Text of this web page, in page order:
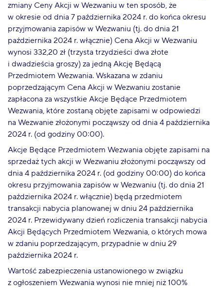
zmiany Ceny Akcji w Wezwaniu w ten sposób, że
w okresie od dnia 7 października 2024 r. do końca okresu
przyjmowania zapisów w Wezwaniu (tj. do dnia 21
października 2024 r. włącznie) Cena Akcji w Wezwaniu
wynosi 332,20 zł (trzysta trzydzieści dwa złote
i dwadzieścia groszy) za jedną Akcję Będącą
Przedmiotem Wezwania. Wskazana w zdaniu
poprzedzającym Cena Akcji w Wezwaniu zostanie
zapłacona za wszystkie Akcje Będące Przedmiotem
Wezwania, które zostaną objęte zapisami w odpowiedzi
na Wezwanie złożonymi począwszy od dnia 4 października
2024 r. (od godziny 00:00).
Akcje Będące Przedmiotem Wezwania objęte zapisami na
sprzedaż tych akcji w Wezwaniu złożonymi począwszy od
dnia 4 października 2024 r. (od godziny 00:00) do końca
okresu przyjmowania zapisów w Wezwaniu (tj. do dnia 21
października 2024 r. włącznie) będą przedmiotem
transakcji nabycia planowanej w dniu 24 października
2024 r. Przewidywany dzień rozliczenia transakcji nabycia
Akcji Będących Przedmiotem Wezwania, o których mowa
w zdaniu poprzedzającym, przypadnie w dniu 29
października 2024 r.
Wartość zabezpieczenia ustanowionego w związku
z ogłoszeniem Wezwania wynosi nie mniej niż 100%